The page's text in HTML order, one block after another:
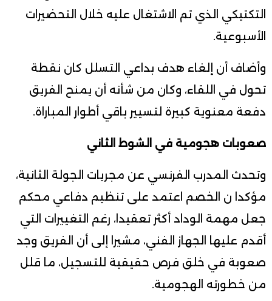
التكتيكي الذي تم الاشتغال عليه خلال التحضيرات
الأسبوعية.
وأضاف أن إلغاء هدف بداعي التسلل كان نقطة
تحول في اللقاء، وكان من شأنه أن يمنح الفريق
دفعة معنوية كبيرة لتسيير باقي أطوار المباراة.
صعوبات هجومية في الشوط الثاني
وتحدث المدرب الفرنسي عن مجريات الجولة الثانية،
مؤكدا ن الخصم اعتمد على تنظيم دفاعي محكم
جعل مهمة الوداد أكثر تعقيدا، رغم التغييرات التي
أقدم عليها الجهاز الفني، مشيرا إلى أن الفريق وجد
صعوبة في خلق فرص حقيقية للتسجيل، ما قلل
من خطورته الهجومية.